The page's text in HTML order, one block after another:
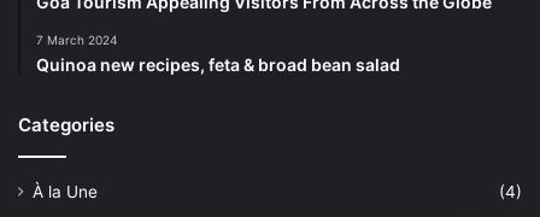
7 March 2024
Quinoa new recipes, feta & broad bean salad
Categories
À la Une
(4)